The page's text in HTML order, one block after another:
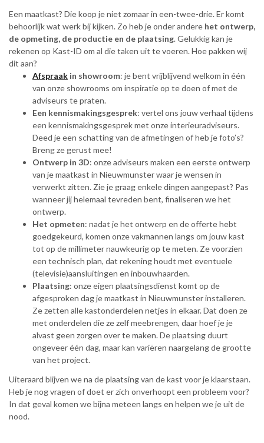
Een maatkast? Die koop je niet zomaar in een-twee-drie. Er komt
behoorlijk wat werk bij kijken. Zo heb je onder andere het ontwerp,
de opmeting, de productie en de plaatsing. Gelukkig kan je
rekenen op Kast-ID om al die taken uit te voeren. Hoe pakken wij
dit aan?
Afspraak in showroom: je bent vrijblijvend welkom in één
van onze showrooms om inspiratie op te doen of met de
adviseurs te praten.
Een kennismakingsgesprek: vertel ons jouw verhaal tijdens
een kennismakingsgesprek met onze interieuradviseurs.
Deed je een schatting van de afmetingen of heb je foto’s?
Breng ze gerust mee!
Ontwerp in 3D: onze adviseurs maken een eerste ontwerp
van je maatkast in Nieuwmunster waar je wensen in
verwerkt zitten. Zie je graag enkele dingen aangepast? Pas
wanneer jij helemaal tevreden bent, finaliseren we het
ontwerp.
Het opmeten: nadat je het ontwerp en de offerte hebt
goedgekeurd, komen onze vakmannen langs om jouw kast
tot op de millimeter nauwkeurig op te meten. Ze voorzien
een technisch plan, dat rekening houdt met eventuele
(televisie)aansluitingen en inbouwhaarden.
Plaatsing: onze eigen plaatsingsdienst komt op de
afgesproken dag je maatkast in Nieuwmunster installeren.
Ze zetten alle kastonderdelen netjes in elkaar. Dat doen ze
met onderdelen die ze zelf meebrengen, daar hoef je je
alvast geen zorgen over te maken. De plaatsing duurt
ongeveer één dag, maar kan variëren naargelang de grootte
van het project.
Uiteraard blijven we na de plaatsing van de kast voor je klaarstaan.
Heb je nog vragen of doet er zich onverhoopt een probleem voor?
In dat geval komen we bijna meteen langs en helpen we je uit de
nood.